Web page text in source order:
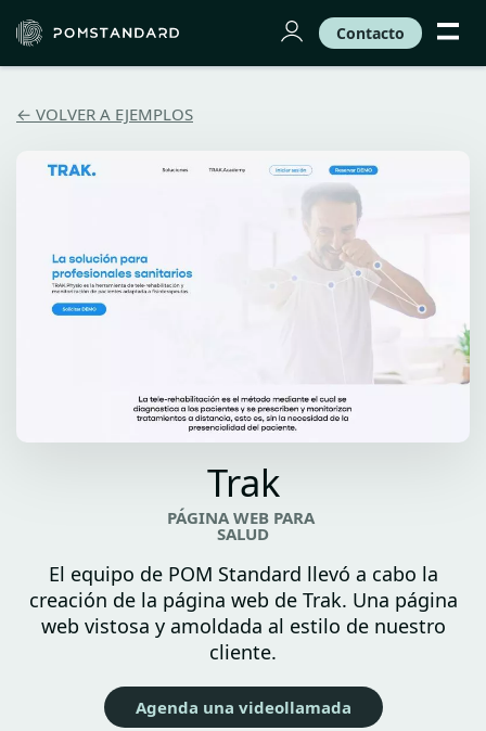
Contacto
← VOLVER A EJEMPLOS
Trak
PÁGINA WEB PARA
SALUD
El equipo de POM Standard llevó a cabo la
creación de la página web de Trak. Una página
web vistosa y amoldada al estilo de nuestro
cliente.
Agenda una videollamada